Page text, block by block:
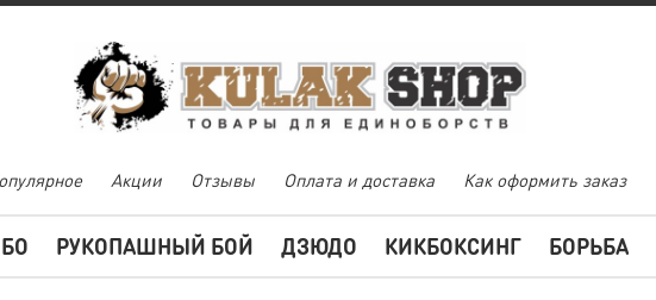
Акции Отзывы Оплата и доставка Как оформить заказ
РУКОПАШНЫЙ БОЙ ДЗЮДО КИКБОКСИНГ БОРЬБА